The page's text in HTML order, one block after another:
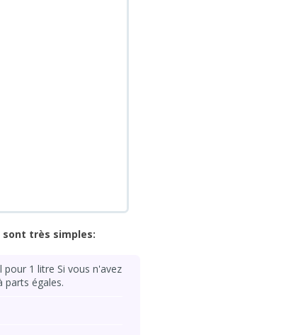
très simples:
pour 1 litre Si vous n'avez
parts égales.